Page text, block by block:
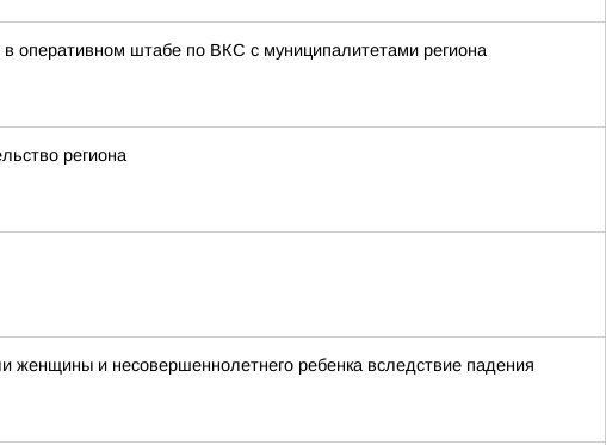
оперативном штабе по ВКС с муниципалитетами региона
региона
женщины и несовершеннолетнего ребенка вследствие падения